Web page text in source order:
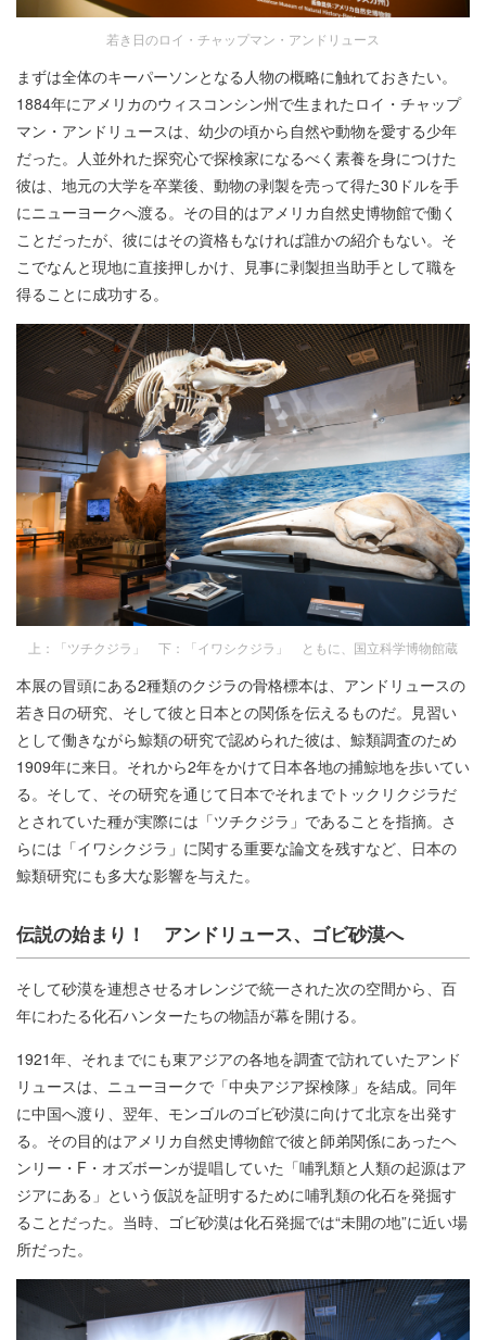
若き日のロイ・チャップマン・アンドリュース
まずは全体のキーパーソンとなる人物の概略に触れておきたい。
1884年にアメリカのウィスコンシン州で生まれたロイ・チャップ
マン・アンドリュースは、幼少の頃から自然や動物を愛する少年
だった。人並外れた探究心で探検家になるべく素養を身につけた
彼は、地元の大学を卒業後、動物の剥製を売って得た30ドルを手
にニューヨークへ渡る。その目的はアメリカ自然史博物館で働く
ことだったが、彼にはその資格もなければ誰かの紹介もない。そ
こでなんと現地に直接押しかけ、見事に剥製担当助手として職を
得ることに成功する。
上：「ツチクジラ」 下：「イワシクジラ」 ともに、国立科学博物館蔵
本展の冒頭にある2種類のクジラの骨格標本は、アンドリュースの
若き日の研究、そして彼と日本との関係を伝えるものだ。見習い
として働きながら鯨類の研究で認められた彼は、鯨類調査のため
1909年に来日。それから2年をかけて日本各地の捕鯨地を歩いてい
る。そして、その研究を通じて日本でそれまでトックリクジラだ
とされていた種が実際には「ツチクジラ」であることを指摘。さ
らには「イワシクジラ」に関する重要な論文を残すなど、日本の
鯨類研究にも多大な影響を与えた。
伝説の始まり！ アンドリュース、ゴビ砂漠へ
そして砂漠を連想させるオレンジで統一された次の空間から、百
年にわたる化石ハンターたちの物語が幕を開ける。
1921年、それまでにも東アジアの各地を調査で訪れていたアンド
リュースは、ニューヨークで「中央アジア探検隊」を結成。同年
に中国へ渡り、翌年、モンゴルのゴビ砂漠に向けて北京を出発す
る。その目的はアメリカ自然史博物館で彼と師弟関係にあったヘ
ンリー・F・オズボーンが提唱していた「哺乳類と人類の起源はア
ジアにある」という仮説を証明するために哺乳類の化石を発掘す
ることだった。当時、ゴビ砂漠は化石発掘では“未開の地”に近い場
所だった。